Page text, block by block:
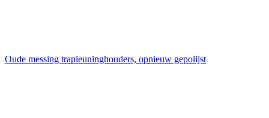
Oude messing trapleuninghouders, opnieuw gepolijst